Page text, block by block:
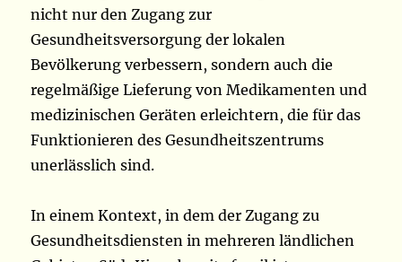
nicht nur den Zugang zur
Gesundheitsversorgung der lokalen
Bevölkerung verbessern, sondern auch die
regelmäßige Lieferung von Medikamenten und
medizinischen Geräten erleichtern, die für das
Funktionieren des Gesundheitszentrums
unerlässlich sind.
In einem Kontext, in dem der Zugang zu
Gesundheitsdiensten in mehreren ländlichen